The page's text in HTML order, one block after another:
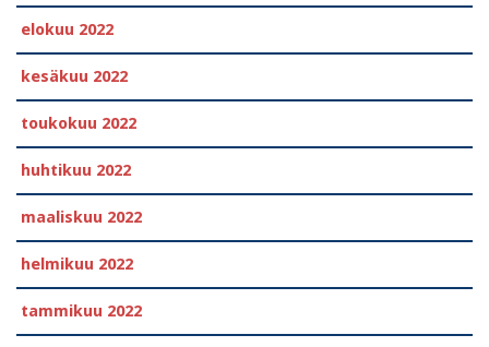
elokuu 2022
kesäkuu 2022
toukokuu 2022
huhtikuu 2022
maaliskuu 2022
helmikuu 2022
tammikuu 2022